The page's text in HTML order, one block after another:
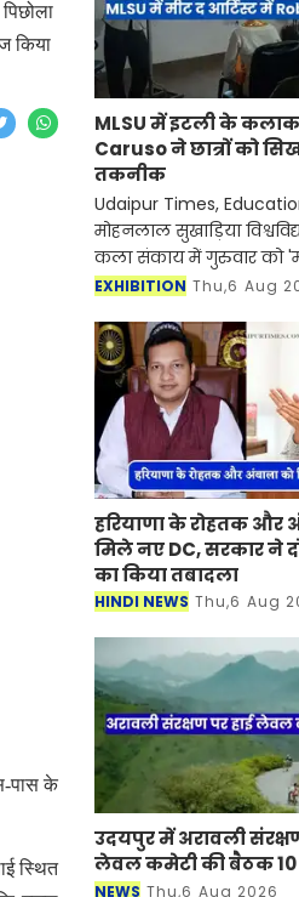
किया
पास के
स्थित
MLSU में इटली के
Caruso ने छात्रों को
तकनीक
Udaipur Times,
मोहनलाल सुखाड़िया
कला संकाय में गुरुवार को
कार्यक्रम का आयोजन किया
(Rob
EXHIBITION Thu,6 Aug
हरियाणा के रोहतक और
मिले नए DC, सरकार ने
का किया तबादला
HINDI NEWS Thu,6 Aug
उदयपुर में अरावली
लेवल कमेटी की बैठक
NEWS Thu,6 Aug 2026